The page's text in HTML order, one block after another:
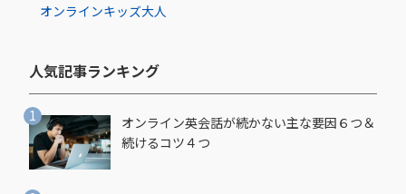
オンラインキッズ大人
人気記事ランキング​
オンライン英会話が続かない主な要因６つ＆
続けるコツ４つ